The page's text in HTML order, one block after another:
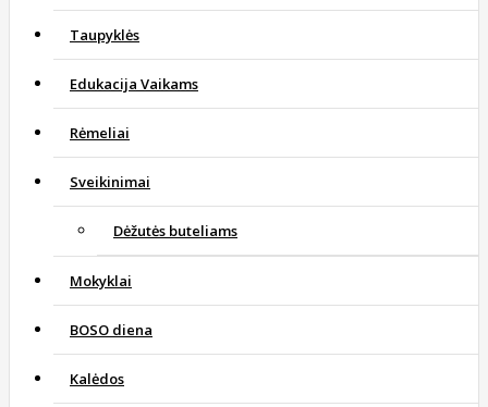
Taupyklės
Edukacija Vaikams
Rėmeliai
Sveikinimai
Dėžutės buteliams
Mokyklai
BOSO diena
Kalėdos